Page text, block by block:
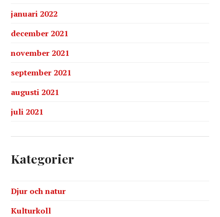
januari 2022
december 2021
november 2021
september 2021
augusti 2021
juli 2021
Kategorier
Djur och natur
Kulturkoll